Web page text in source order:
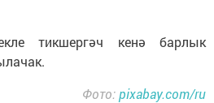
тикшергәч кенә барлык
Фото:pixabay.com/ru